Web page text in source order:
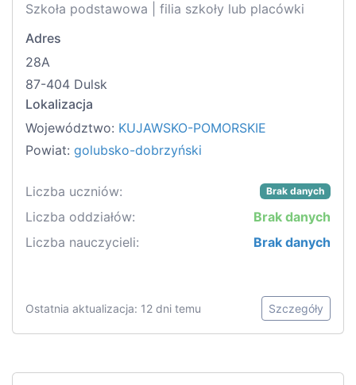
Szkoła podstawowa | filia szkoły lub placówki
Adres
28A
87-404 Dulsk
Lokalizacja
Województwo: KUJAWSKO-POMORSKIE
Powiat: golubsko-dobrzyński
Liczba uczniów: Brak danych
Liczba oddziałów:
Brak danych
Liczba nauczycieli:
Brak danych
Ostatnia aktualizacja: 12 dni temu Szczegóły